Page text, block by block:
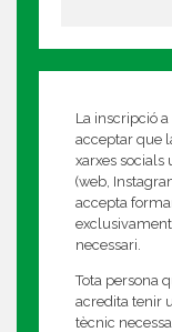
La inscripció
acceptar que
xarxes socials
(web,
accepta
exclusivament
necessari.
Tota persona
acredita tenir
tècnic